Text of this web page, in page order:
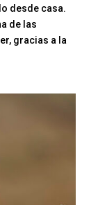
desde casa.
de las
gracias a la